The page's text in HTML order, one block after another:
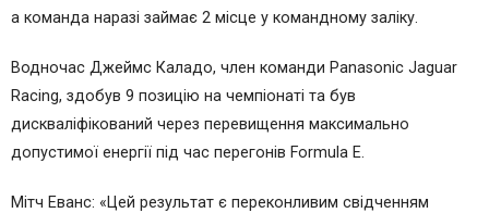
а команда наразі займає 2 місце у командному заліку.
Водночас Джеймс Каладо, член команди Panasonic Jaguar
Racing, здобув 9 позицію на чемпіонаті та був
дискваліфікований через перевищення максимально
допустимої енергії під час перегонів Formula E.
Мітч Еванс: «Цей результат є переконливим свідченням